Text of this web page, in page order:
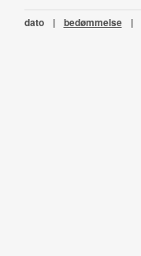
dato | bedømmelse |